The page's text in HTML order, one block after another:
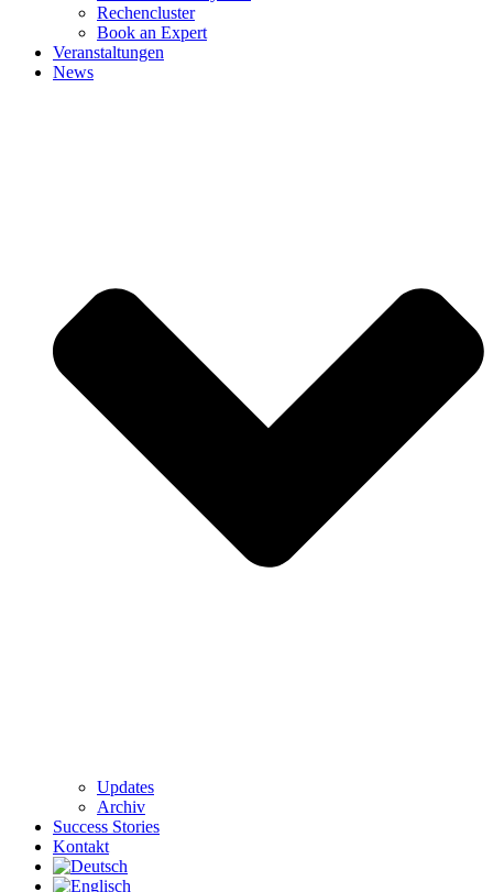
Rechencluster​
Book an Expert
Veranstaltungen
News
Updates
Archiv
Success Stories
Kontakt